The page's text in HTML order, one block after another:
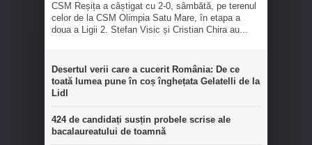
CSM Reșița a câștigat cu 2-0, sâmbătă, pe terenul
celor de la CSM Olimpia Satu Mare, în etapa a
doua a Ligii 2. Stefan Visic și Cristian Chira au...
Desertul verii care a cucerit România: De ce
toată lumea pune în coș înghețata Gelatelli de la
Lidl
424 de candidați susțin probele scrise ale
bacalaureatului de toamnă